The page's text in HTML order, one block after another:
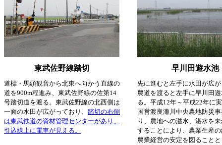
東武佐野線踏切 早川田遊水池
道標・馬頭観音から北東へ向かう直線の
道を900m程進み、東武佐野線の佐第14
号踏切道を渡る。東武佐野線の北西側は
一面の水田が広がっており、 踏切の右側
は東武鉄道の資材管理センターがあり、
引込線上に電車が見える。
先に進むと左手に水田が広
農道を渡ると左手に早川田
る。平成12年～平成22年に
国営渡良瀬川中央農地防災
り、農地への溢水、湛水を
することにより、農業生産
農業経営の安定を図ること